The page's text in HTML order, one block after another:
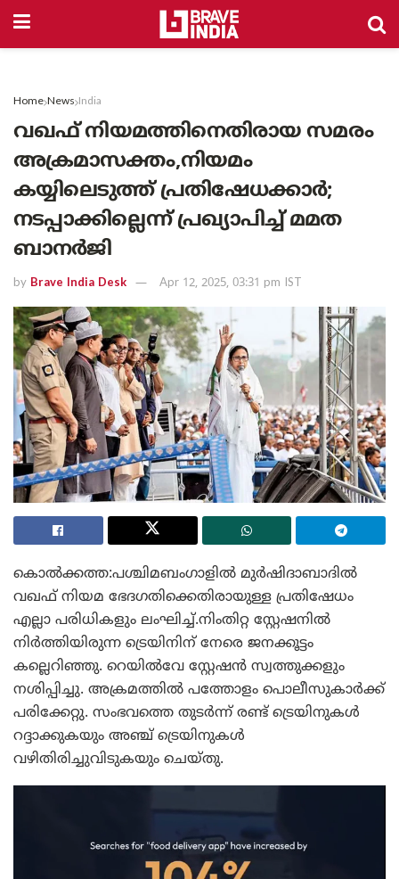
Home News India
വഖഫ് നിയമത്തിനെതിരായ സമരം
അക്രമാസക്തം,നിയമം
കയ്യിലെടുത്ത് പ്രതിഷേധക്കാർ;
നടപ്പാക്കില്ലെന്ന് പ്രഖ്യാപിച്ച് മമത
ബാനർജി
by Brave India Desk Apr 12, 2025, 03:31 pm IST
കൊൽക്കത്ത:പശ്ചിമബംഗാളിൽ മുർഷിദാബാദിൽ
വഖഫ് നിയമ ഭേദഗതിക്കെതിരായുള്ള പ്രതിഷേധം
എല്ലാ പരിധികളും ലംഘിച്ച്.നിംതിറ്റ സ്റ്റേഷനിൽ
നിർത്തിയിരുന്ന ട്രെയിനിന് നേരെ ജനക്കൂട്ടം
കല്ലെറിഞ്ഞു. റെയിൽവേ സ്റ്റേഷൻ സ്വത്തുക്കളും
നശിപ്പിച്ചു. അക്രമത്തിൽ പത്തോളം പൊലീസുകാർക്ക്
പരിക്കേറ്റു. സംഭവത്തെ തുടർന്ന് രണ്ട് ട്രെയിനുകൾ
റദ്ദാക്കുകയും അഞ്ച് ട്രെയിനുകൾ
വഴിതിരിച്ചുവിടുകയും ചെയ്തു.